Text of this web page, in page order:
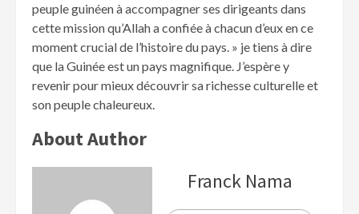
peuple guinéen à accompagner ses dirigeants dans
cette mission qu’Allah a confiée à chacun d’eux en ce
moment crucial de l’histoire du pays. » je tiens à dire
que la Guinée est un pays magnifique. J’espère y
revenir pour mieux découvrir sa richesse culturelle et
son peuple chaleureux.
About Author
Franck Nama